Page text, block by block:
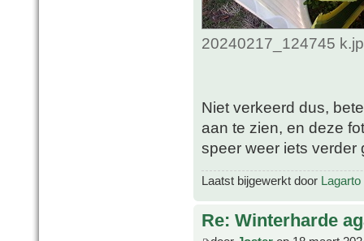
20240217_124745
Niet verkeerd dus,
aan te zien, en deze
speer weer iets verder
Laatst bijgewerkt door Lagarto
Re: Winterharde